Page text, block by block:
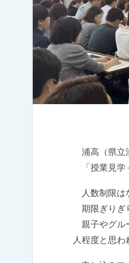
浦高（県立
「授業見学
人数制限は
期限ぎりぎ
親子やグル
人程度と思わ